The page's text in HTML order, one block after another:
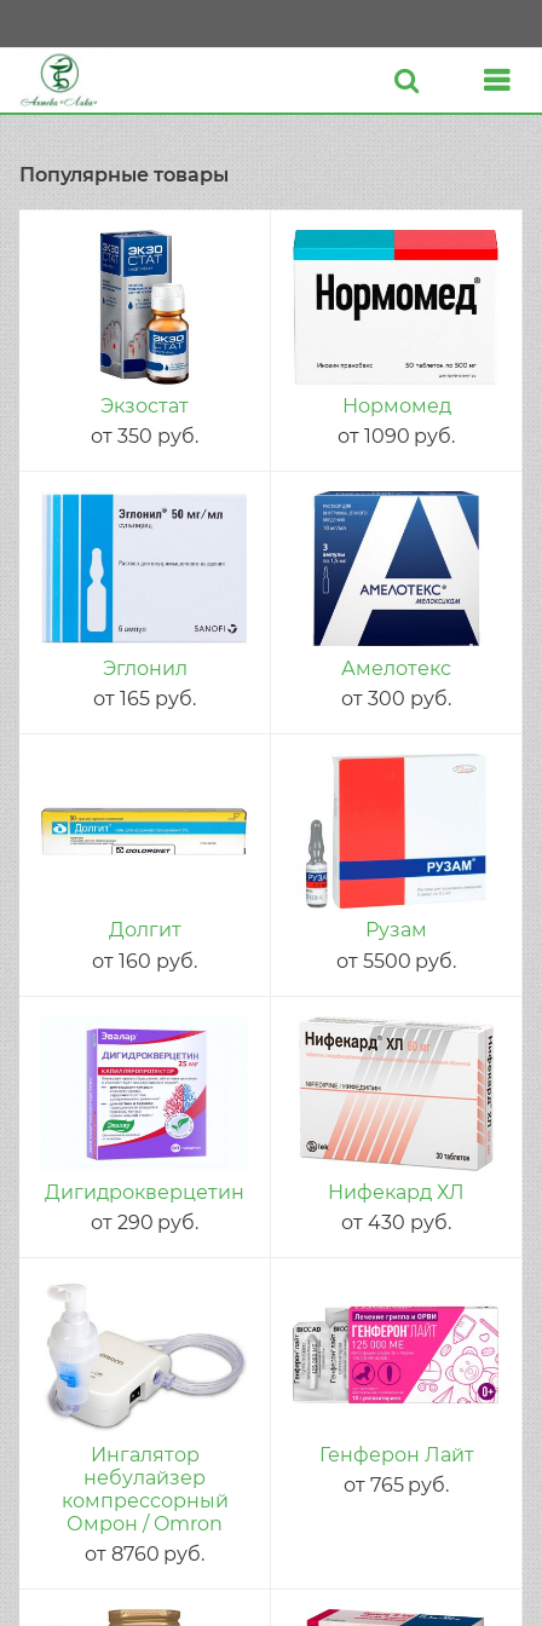
Популярные товары
Экзостат
от350 руб.
Нормомед
от 1090 руб.
Эглонил
от165 руб.
Амелотекс
от300 руб.
Долгит
от160 руб.
Рузам
от 5500 руб.
Дигидрокверцетин
от 290 руб.
Нифекард ХЛ
от430 руб.
Ингалятор
небулайзер
компрессорный
Омрон / Omron
от 8760 руб.
Генферон Лайт
от 765 руб.